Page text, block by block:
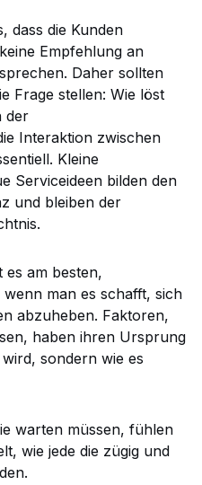
dass die Kunden
Empfehlung an
Daher sollten
Frage stellen: Wie löst
der
Interaktion zwischen
Kleine
Serviceideen bilden den
und bleiben der
es am besten,
man es schafft, sich
abzuheben. Faktoren,
haben ihren Ursprung
sondern wie es
warten müssen, fühlen
wie jede die zügig und